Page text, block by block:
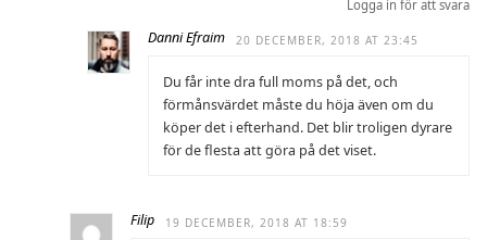
Logga in för att svara
Danni Efraim 20 DECEMBER, 2018 AT 23:45
Du får inte dra full moms på det, och
förmånsvärdet måste du höja även om du
köper det i efterhand. Det blir troligen dyrare
för de flesta att göra på det viset.
Filip 19 DECEMBER, 2018 AT 18:59